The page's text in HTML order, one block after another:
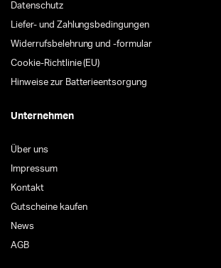
Datenschutz
Liefer- und Zahlungsbedingungen
Widerrufsbelehrung und -formular
Cookie-Richtlinie (EU)
Hinweise zur Batterieentsorgung
Unternehmen
Über uns
Impressum
Kontakt
Gutscheine kaufen
News
AGB